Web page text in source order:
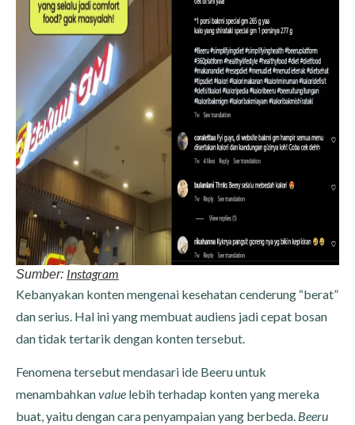
Sumber: Instagram
Kebanyakan konten mengenai kesehatan cenderung “berat”
dan serius. Hal ini yang membuat audiens jadi cepat bosan
dan tidak tertarik dengan konten tersebut.
Fenomena tersebut mendasari ide Beeru untuk
menambahkanvalue lebih terhadap konten yang mereka
buat, yaitu dengan cara penyampaian yang berbeda. Beeru